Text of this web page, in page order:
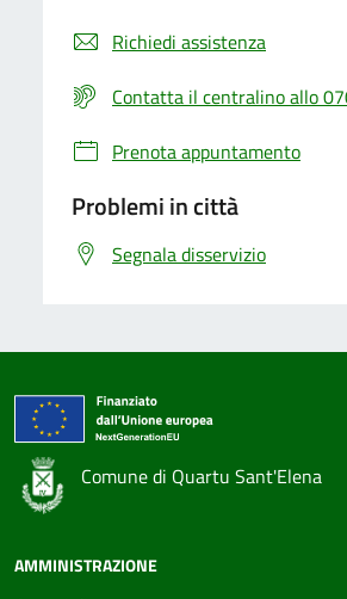
Richiedi assistenza
Contatta il centralino allo
Prenota appuntamento
Problemi in città
Segnala disservizio
Comune di Quartu Sant'Elena
AMMINISTRAZIONE